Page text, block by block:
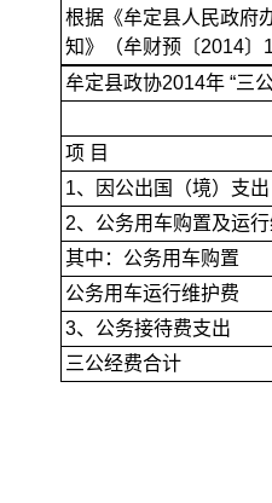
根据《牟定县人民政府
知》（牟财预〔2014〕
牟定县政协2014年 “三
项 目
1、因公出国（境）支出
2、公务用车购置及运
其中：公务用车购置
公务用车运行维护费
3、公务接待费支出
三公经费合计